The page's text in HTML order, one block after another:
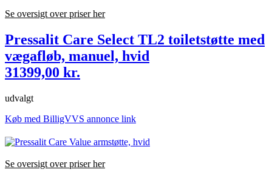
Se oversigt over priser her
Pressalit Care Select TL2 toiletstøtte med
vægafløb, manuel, hvid
31399,00 kr.
udvalgt
Køb med BilligVVS annonce link
Se oversigt over priser her